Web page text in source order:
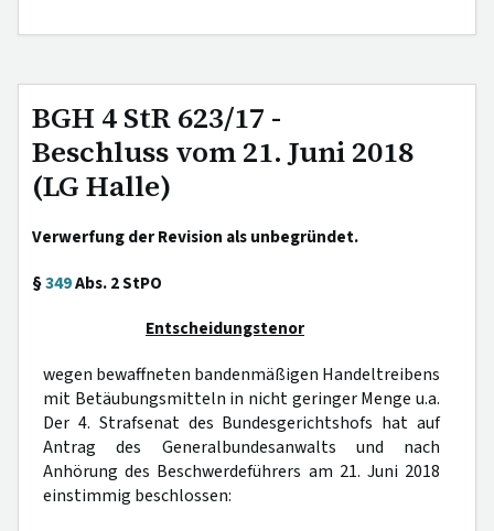
BGH 4 StR 623/17 -
Beschluss vom 21. Juni 2018
(LG Halle)
Verwerfung der Revision als unbegründet.
§349Abs. 2 StPO
Entscheidungstenor
wegen bewaffneten bandenmäßigen Handeltreibens
mit Betäubungsmitteln in nicht geringer Menge u.a.
Der 4. Strafsenat des Bundesgerichtshofs hat auf
Antrag des Generalbundesanwalts und nach
Anhörung des Beschwerdeführers am 21. Juni 2018
einstimmig beschlossen: